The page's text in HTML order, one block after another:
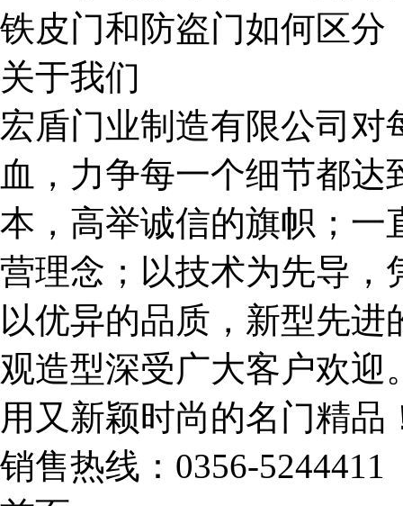
铁皮门和防盗门如何区分
关于我们
宏盾门业制造有限公司
血，力争每一个细节都
本，高举诚信的旗帜；一
营理念；以技术为先导，
以优异的品质，新型先
观造型深受广大客户欢迎
用又新颖时尚的名门精品
销售热线： 0356-5244411